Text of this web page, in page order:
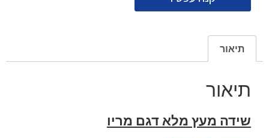
תיאור
תיאור
שידה מעץ מלא דגם מריו